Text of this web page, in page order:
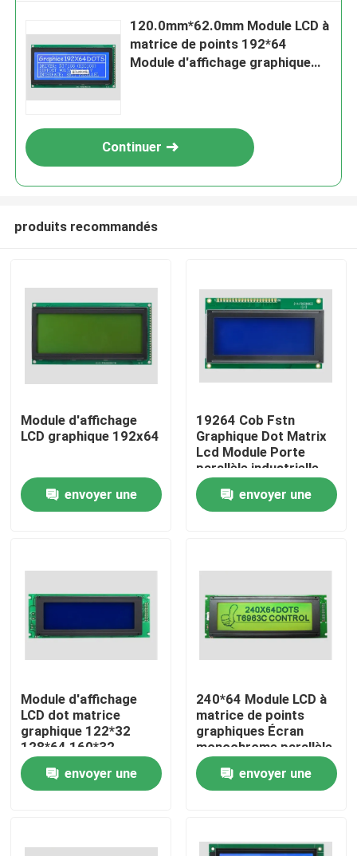
Produits
Vidéos
Visite de l'usine
Contactez-nous
Nouvelles
Ordinateurs tout-en-un
120.0mm*62.0mm Module LCD à
matrice de points 192*64
Module d'affichage graphique
Continuer
produits recommandés
Module d'affichage
LCD graphique 192x64
envoyer une
19264 Cob Fstn
Graphique Dot Matrix
Lcd Module Porte
parallèle industrielle
Lcx19264
envoyer une
Module d'affichage
LCD dot matrice
graphique 122*32
128*64 160*32
192*64 240*64
240*128 320*240
envoyer une
240*64 Module LCD à
matrice de points
graphiques Écran
monochrome parallèle
5v/3.3v
envoyer une